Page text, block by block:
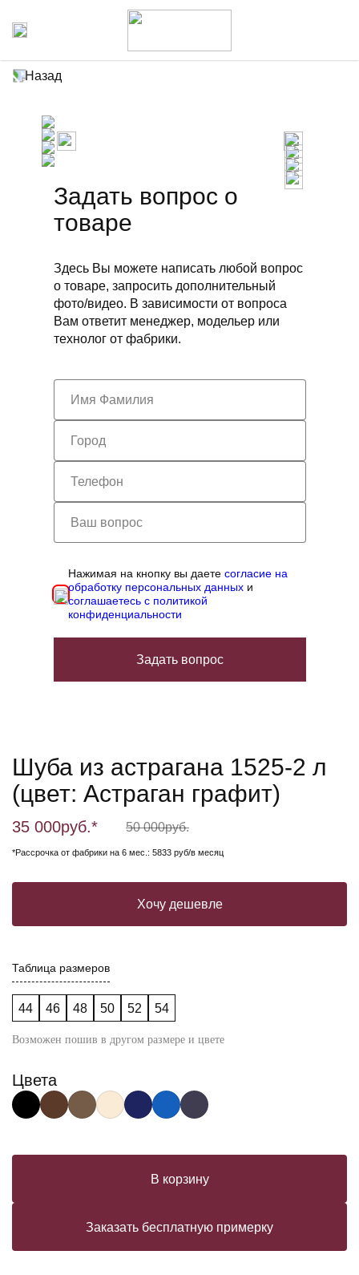
Назад
Задать вопрос о
товаре
Здесь Вы можете написать любой вопрос
о товаре, запросить дополнительный
фото/видео. В зависимости от вопроса
Вам ответит менеджер, модельер или
технолог от фабрики.
Нажимая на кнопку вы даетесогласие на
обработку персональных данных и
соглашаетесь с политикой
конфиденциальности
Задать вопрос
Шуба из астрагана 1525-2 л
(цвет: Астраган графит)
35 000руб.* 50 000руб.
*Рассрочка от фабрики на 6 мес.: 5833 руб/в месяц
Хочу дешевле
Таблица размеров
44 46 48 50 52 54
Возможен пошив в другом размере и цвете
Цвета
В корзину
Заказать бесплатную примерку